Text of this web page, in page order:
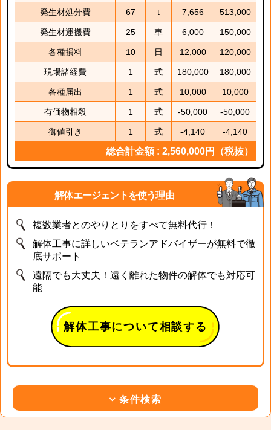
総合計金額 : 2,560,000円（税抜）
発生材処分費 67 t 7,656 513,000
発生材運搬費 25 車 6,000 150,000
各種損料 10 日 12,000 120,000
現場諸経費 1 式 180,000 180,000
各種届出 1 式 10,000 10,000
有価物相殺 1 式 -50,000 -50,000
御値引き 1 式 -4,140 -4,140
解体エージェントを使う理由
複数業者とのやりとりをすべて無料代行！
解体工事に詳しいベテランアドバイザーが無料で徹
底サポート
遠隔でも大丈夫！遠く離れた物件の解体でも対応可
能
解体工事について相談する
条件検索